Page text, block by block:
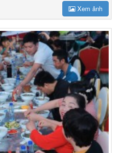
Xem ảnh